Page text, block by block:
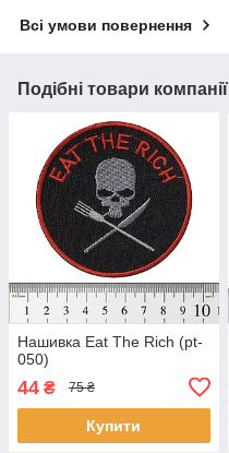
Всі умови повернення
Подібні товари компанії
Нашивка Eat The Rich (pt-
050)
44 ₴ 75 ₴
Купити